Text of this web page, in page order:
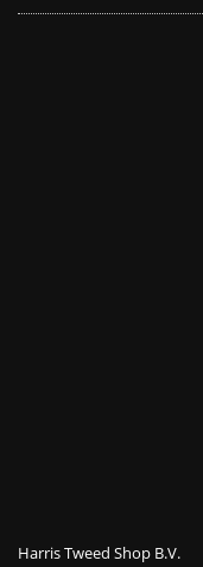
Harris Tweed Shop B.V.